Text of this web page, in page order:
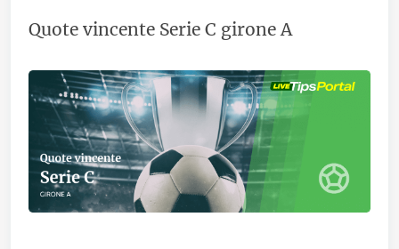
Quote vincente Serie C girone A